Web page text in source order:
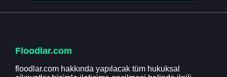
Floodlar.com
floodlar.com hakkında yapılacak tüm hukuksal